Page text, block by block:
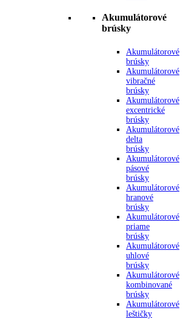
Akumulátorové
brúsky
Akumulátorové
brúsky
Akumulátorové
vibračné
brúsky
Akumulátorové
excentrické
brúsky
Akumulátorové
delta
brúsky
Akumulátorové
pásové
brúsky
Akumulátorové
hranové
brúsky
Akumulátorové
priame
brúsky
Akumulátorové
uhlové
brúsky
Akumulátorové
kombinované
brúsky
Akumulátorové
leštičky